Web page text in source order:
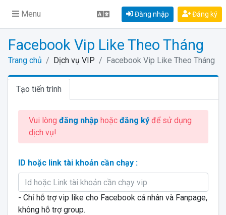
Menu Đăng nhập Đăng ký
Facebook Vip Like Theo Tháng
Trang chủ Dịch vụ VIP Facebook Vip Like Theo Tháng
Tạo tiến trình
Vui lòng đăng nhậphoặc đăng kýđể sử dụng
dịch vụ!
ID hoặc link tài khoản cần chạy :
- Chỉ hỗ trợ vip like cho Facebook cá nhân và Fanpage,
không hỗ trợ group.